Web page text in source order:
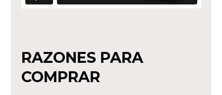
RAZONES PARA
COMPRAR